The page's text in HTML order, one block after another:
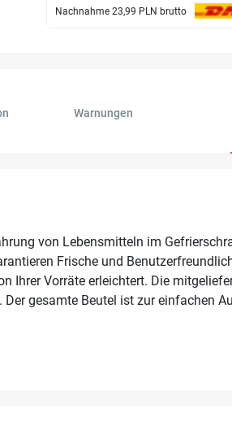
Nachnahme 23,99 PLN brutto
Warnungen
von Lebensmitteln im
Frische und
Ihrer Vorräte erleichtert. Die
gesamte Beutel ist zur einfachen